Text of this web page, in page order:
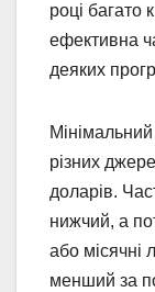
році багато
ефективна
деяких
різних
доларів.
нижчий, а
або місячні
менший за